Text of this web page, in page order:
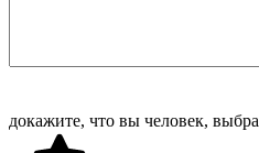
докажите, что вы человек,